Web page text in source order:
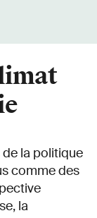
la politique
comme des
la